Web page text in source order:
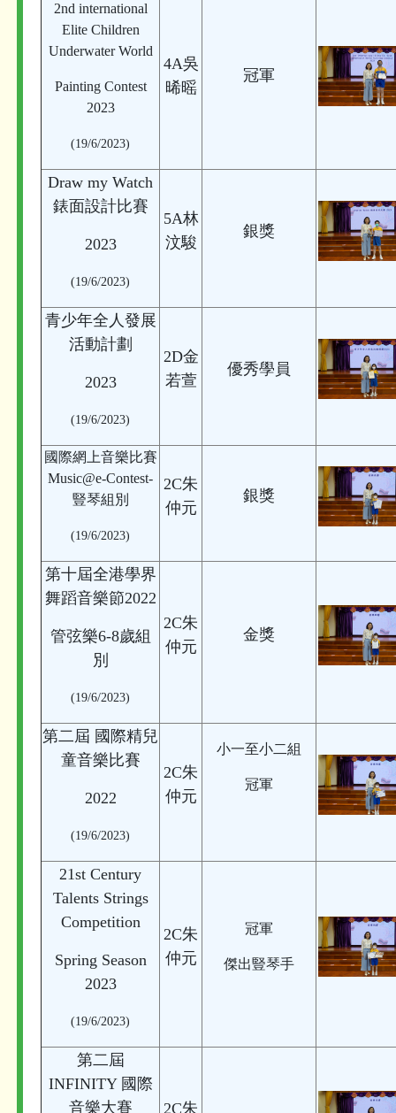
2nd international
Elite Children
Underwater World
Painting Contest
2023
(19/6/2023)
4A吳
晞暚
冠軍
Draw my Watch
錶面設計比賽
2023
(19/6/2023)
5A林
汶駿
銀獎
青少年全人發展
活動計劃
2023
(19/6/2023)
2D金
若萱
優秀學員
國際網上音樂比賽
Music@e-Contest-
豎琴組別
(19/6/2023)
2C朱
仲元
銀獎
第十屆全港學界
舞蹈音樂節2022
管弦樂6-8歲組
別
(19/6/2023)
2C朱
仲元
金獎
第二屆 國際精兒
童音樂比賽
2022
(19/6/2023)
2C朱
仲元
小一至小二組
冠軍
21st Century
Talents Strings
Competition
Spring Season
2023
(19/6/2023)
2C朱
仲元
冠軍
傑出豎琴手
第二屆
INFINITY 國際
音樂大賽
2C朱